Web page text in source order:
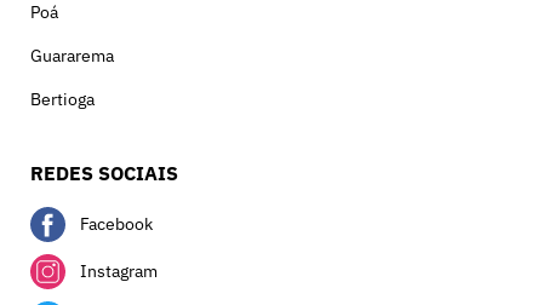
Poá
Guararema
Bertioga
REDES SOCIAIS
Facebook
Instagram